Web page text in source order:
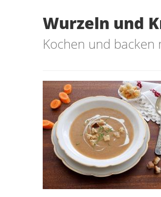
Wurzeln und
Kochen und